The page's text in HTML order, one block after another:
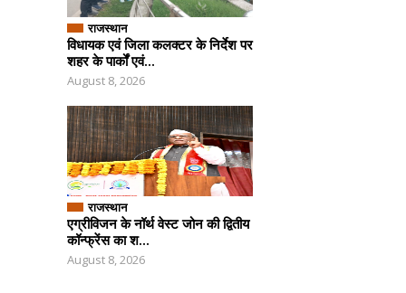
राजस्थान
विधायक एवं जिला कलक्टर के निर्देश पर
शहर के पार्कों एवं...
August 8, 2026
राजस्थान
एग्रीविजन के नॉर्थ वेस्ट जोन की द्वितीय
कॉन्फ्रेंस का श...
August 8, 2026